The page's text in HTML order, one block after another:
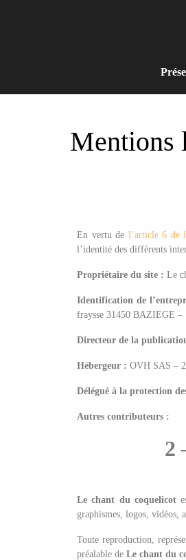
Mentions
En vertu de l’article 6 de
l’identité des différents
Propriétaire du site : Le
Identification de
fraysse 31450 BAZIEGE –
Directeur de la
Hébergeur : OVH SAS –
Délégué à la protection
Autres contributeurs :
2
Le chant du coquelicot
graphismes, logos, vidéos,
Toute reproduction,
préalable de Le chant du